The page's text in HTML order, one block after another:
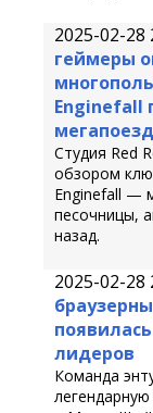
2025-02-28
геймеры
Enginefall
Студия Red
обзором
Enginefall —
песочницы,
назад.
2025-02-28
лидеров
Команда